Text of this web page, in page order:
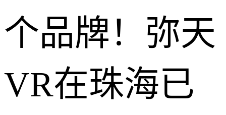
个品牌！弥天
VR在珠海已